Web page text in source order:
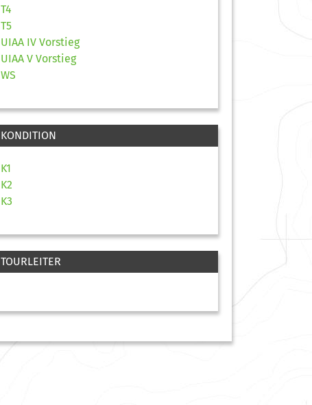
T4
T5
UIAA IV Vorstieg
UIAA V Vorstieg
WS
KONDITION
K1
K2
K3
TOURLEITER